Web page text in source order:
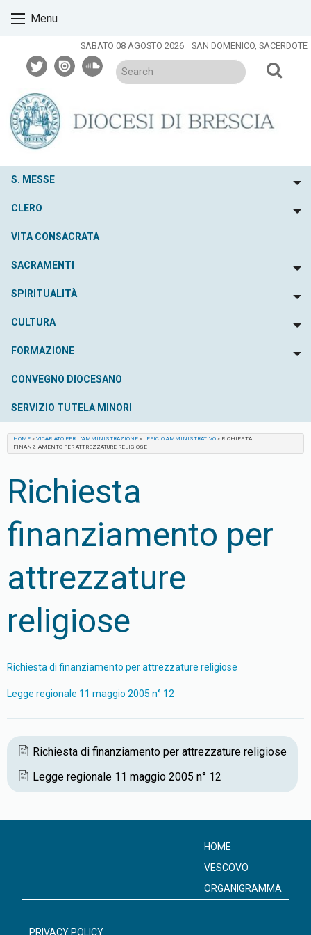
Menu
SABATO 08 AGOSTO 2026 SAN DOMENICO, SACERDOTE
twitterissuusoundcloud
S. MESSE
CLERO
VITA CONSACRATA
SACRAMENTI
SPIRITUALITÀ
CULTURA
FORMAZIONE
CONVEGNO DIOCESANO
SERVIZIO TUTELA MINORI
HOME » VICARIATO PER L’AMMINISTRAZIONE » UFFICIO AMMINISTRATIVO » RICHIESTA
FINANZIAMENTO PER ATTREZZATURE RELIGIOSE
Richiesta
finanziamento per
attrezzature
religiose
Richiesta di finanziamento per attrezzature religiose
Legge regionale 11 maggio 2005 n° 12
Richiesta di finanziamento per attrezzature religiose
Legge regionale 11 maggio 2005 n° 12
HOME
VESCOVO
ORGANIGRAMMA
PRIVACY POLICY